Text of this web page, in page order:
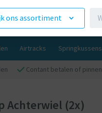
ons assortiment
Airtracks Springkussens
Contant betalen of pinnen
Achterwiel (2x)